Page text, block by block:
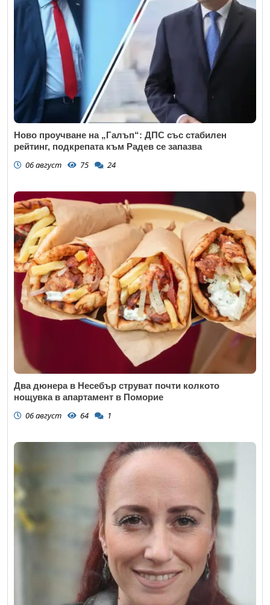
Ново проучване на „Галъп“: ДПС със стабилен
рейтинг, подкрепата към Радев се запазва
06 август 75 24
Два дюнера в Несебър струват почти колкото
нощувка в апартамент в Поморие
06 август 64 1